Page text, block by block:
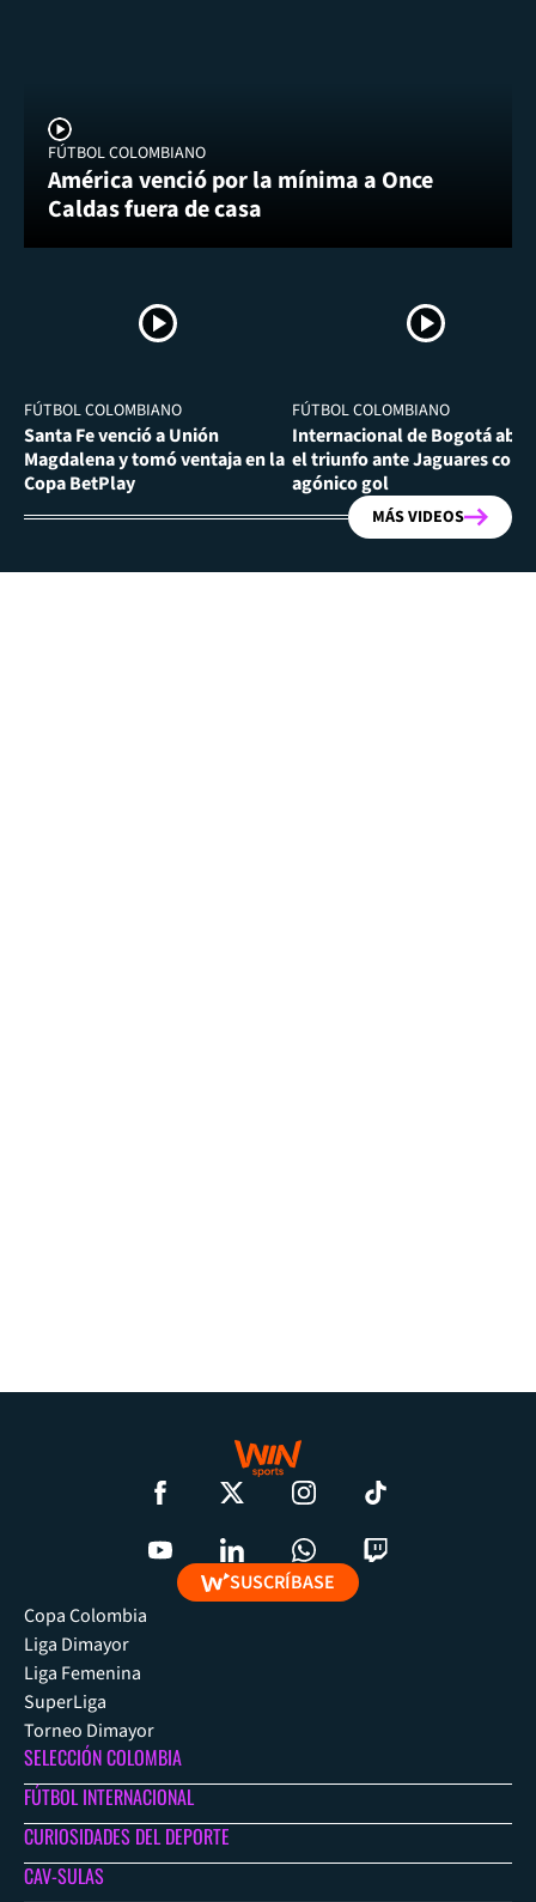
FÚTBOL COLOMBIANO
América venció por la mínima a Once
Caldas fuera de casa
FÚTBOL COLOMBIANO
Santa Fe venció a Unión
Magdalena y tomó ventaja en la
Copa BetPlay
FÚTBOL COLOMBIANO
Internacional de Bogotá
el triunfo ante Jaguares con
agónico gol
MÁS VIDEOS
SUSCRÍBASE
Copa Colombia
Liga Dimayor
Liga Femenina
SuperLiga
Torneo Dimayor
SELECCIÓN COLOMBIA
FÚTBOL INTERNACIONAL
CURIOSIDADES DEL DEPORTE
CAV-SULAS